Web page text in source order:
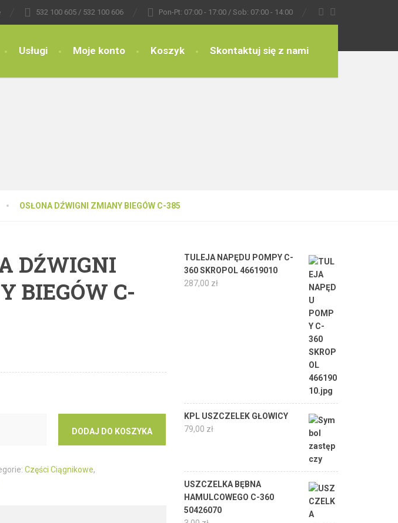
532 100 605 / 532 100 606 Pon-Pt: 07:00 - 17:00 / Sob: 07:00 - 14:00
Usługi Moje konto Koszyk Skontaktuj się z nami
OSŁONA DŹWIGNI ZMIANY BIEGÓW C-385
DŹWIGNI
BIEGÓW C-
DODAJ DO KOSZYKA
Części Ciągnikowe,
TULEJA NAPĘDU POMPY C-
360 SKROPOL 46619010
287,00 zł
KPL USZCZELEK GŁOWICY
79,00 zł
USZCZELKA BĘBNA
HAMULCOWEGO C-360
50426070